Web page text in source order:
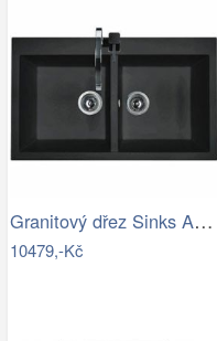
Granitový dřez Sinks AMANDA 860 DUO…
10479,-Kč